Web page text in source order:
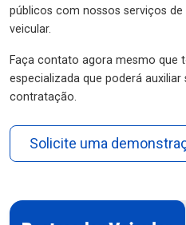
públicos com nossos serviços
veicular.
Faça contato agora mesmo que
especializada que poderá
contratação.
Solicite uma